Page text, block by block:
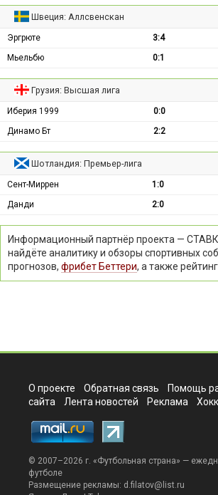
Швеция: Аллсвенскан
Эргрюте 3:4
Мьельбю
0:1
Грузия: Высшая лига
Иберия 1999 0:0
Динамо Бт
2:2
Шотландия: Премьер-лига
Сент-Миррен 1:0
Данди
2:0
Информационный партнёр проекта —
найдёте аналитику и обзоры спортивных
прогнозов, фрибет Беттери, а также
О проекте Обратная связь
Помощь
сайта
Лента новостей Реклама
© 2007–2026 г. «Футбольная страна» —
футболе
Размещение рекламы: d.filatov@list.ru